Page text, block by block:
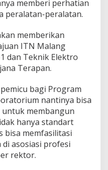
memberi perhatian
peralatan-peralatan.
memberikan
ITN Malang
dan Teknik Elektro
Terapan.
bagi Program
nantinya bisa
untuk membangun
hanya standart
bisa memfasilitasi
asosiasi profesi
rektor.